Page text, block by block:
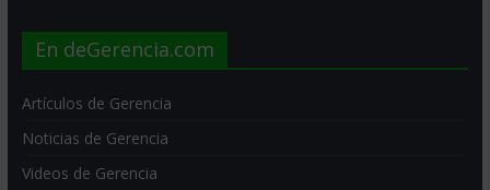
En deGerencia.com
Artículos de Gerencia
Noticias de Gerencia
Videos de Gerencia